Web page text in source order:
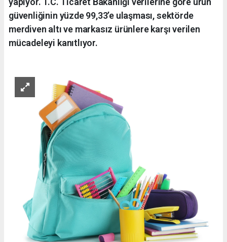
güvenliğinin yüzde 99,33’e ulaşması, sektörde
merdiven altı ve markasız ürünlere karşı verilen
mücadeleyi kanıtlıyor.